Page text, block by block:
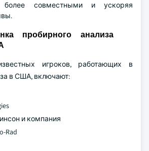
более совместными и ускоряя
пробирного анализа
игроков, работающих в
в США, включают:
и компания
Rad